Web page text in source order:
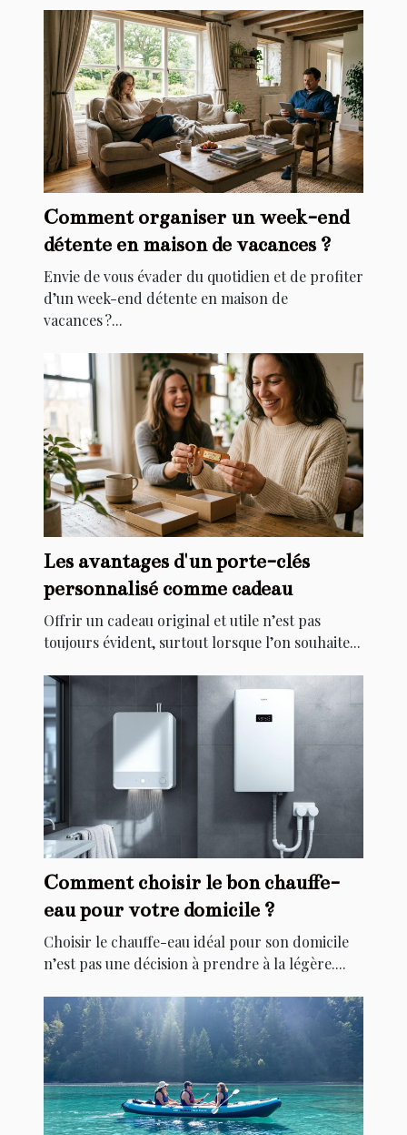
Comment organiser un week-end
détente en maison de vacances ?
Envie de vous évader du quotidien et de profiter
d’un week-end détente en maison de
vacances ?...
Les avantages d'un porte-clés
personnalisé comme cadeau
Offrir un cadeau original et utile n’est pas
toujours évident, surtout lorsque l’on souhaite...
Comment choisir le bon chauffe-
eau pour votre domicile ?
Choisir le chauffe-eau idéal pour son domicile
n’est pas une décision à prendre à la légère....